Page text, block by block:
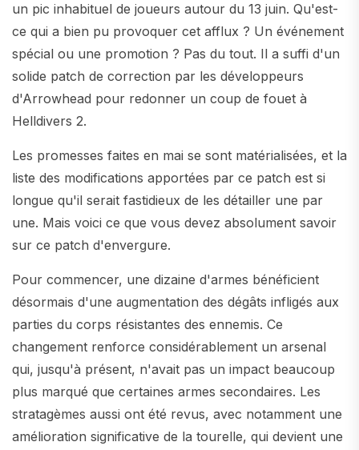
un pic inhabituel de joueurs autour du 13 juin. Qu'est-
ce qui a bien pu provoquer cet afflux ? Un événement
spécial ou une promotion ? Pas du tout. Il a suffi d'un
solide patch de correction par les développeurs
d'Arrowhead pour redonner un coup de fouet à
Helldivers 2.
Les promesses faites en mai se sont matérialisées, et la
liste des modifications apportées par ce patch est si
longue qu'il serait fastidieux de les détailler une par
une. Mais voici ce que vous devez absolument savoir
sur ce patch d'envergure.
Pour commencer, une dizaine d'armes bénéficient
désormais d'une augmentation des dégâts infligés aux
parties du corps résistantes des ennemis. Ce
changement renforce considérablement un arsenal
qui, jusqu'à présent, n'avait pas un impact beaucoup
plus marqué que certaines armes secondaires. Les
stratagèmes aussi ont été revus, avec notamment une
amélioration significative de la tourelle, qui devient une